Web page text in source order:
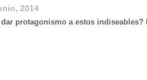
2014
protagonismo a estos